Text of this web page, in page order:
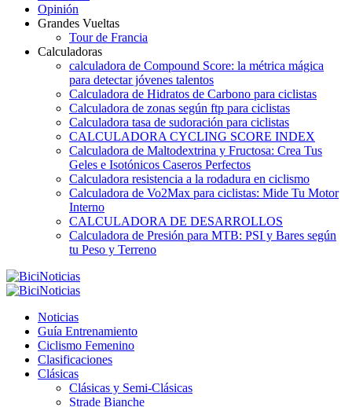
Opinión
Grandes Vueltas
Tour de Francia
Calculadoras
calculadora de Compound Score: la métrica mágica
para detectar jóvenes talentos
Calculadora de Hidratos de Carbono para ciclistas
Calculadora de zonas según ftp para ciclistas
Calculadora tasa de sudoración para ciclistas
CALCULADORA CYCLING SCORE INDEX
Calculadora de Maltodextrina y Fructosa: Crea Tus
Geles e Isotónicos Caseros Perfectos
Calculadora resistencia a la rodadura en ciclismo
Calculadora de Vo2Max para ciclistas: Mide Tu Motor
Interno
CALCULADORA DE DESARROLLOS
Calculadora de Presión para MTB: PSI y Bares según
tu Peso y Terreno
Noticias
Guía Entrenamiento
Ciclismo Femenino
Clasificaciones
Clásicas
Clásicas y Semi-Clásicas
Strade Bianche